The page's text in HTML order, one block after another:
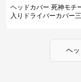
ヘッドカバー 死神モチ
入りドライバーカバー
ヘ